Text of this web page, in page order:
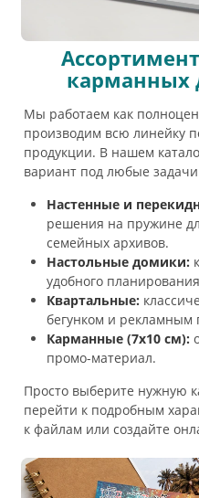
карманных
Мы работаем как
производим всю линейку
продукции. В нашем
вариант под любые
Настенные и
решения на пружине
семейных архивов.
Настольные домики:
удобного
Квартальные:
бегунком и рекламным
Карманные (7х10 см):
промо-материал.
Просто выберите нужную
перейти к подробным
к файлам или создайте